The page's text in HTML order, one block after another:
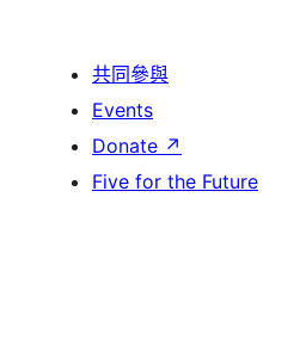
共同參與
Events
Donate ↗
Five for the Future